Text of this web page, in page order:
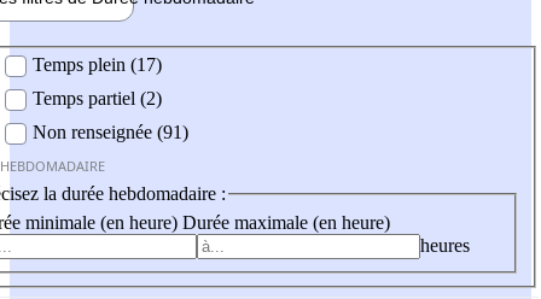
Temps plein (17)
Temps partiel (2)
Non renseignée (91)
la durée hebdomadaire :
minimale (en heure) Durée maximale (en heure)
heures